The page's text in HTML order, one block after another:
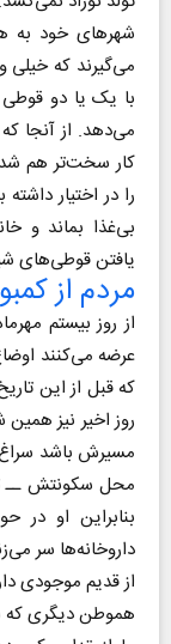
شهرهای خود به
می‌گیرند که
با یک یا دو
می‌دهد. از آنجا
کار سخت‌تر هم
را در اختیار
بی‌غذا بماند و
یافتن قوطی‌های
مردم از
از روز بیستم
عرضه می‌کنند
روز اخیر نیز
مسیرش باشد
محل سکونتش ــ
بنابراین او
داروخانه‌ها سر
از قدیم موجودی
هموطن دیگری که